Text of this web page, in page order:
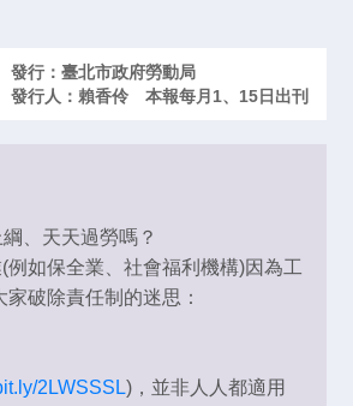
發行：臺北市政府勞動局
發行人：賴香伶 本報每月1、15日出刊
、天天過勞嗎？
如保全業、社會福利機構)因為工
破除責任制的迷思：
2LWSSSL)，並非人人都適用